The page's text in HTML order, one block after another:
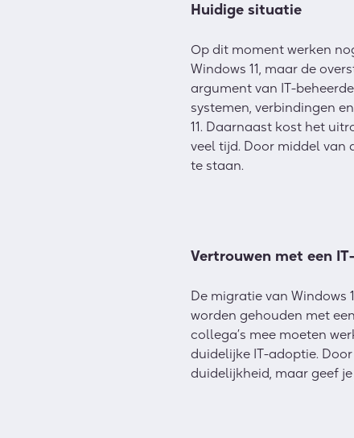
Huidige situatie
Op dit moment werken
Windows 11, maar de
argument van IT-
systemen, verbindingen
11. Daarnaast kost het
veel tijd. Door middel van
te staan.
Vertrouwen met een
De migratie van Windows
worden gehouden met
collega’s mee moeten
duidelijke IT-adoptie.
duidelijkheid, maar geef